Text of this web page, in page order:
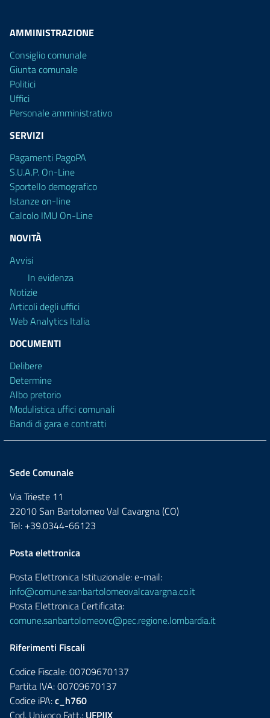
AMMINISTRAZIONE
Consiglio comunale
Giunta comunale
Politici
Uffici
Personale amministrativo
SERVIZI
Pagamenti PagoPA
S.U.A.P. On-Line
Sportello demografico
Istanze on-line
Calcolo IMU On-Line
NOVITÀ
Avvisi
In evidenza
Notizie
Articoli degli uffici
Web Analytics Italia
DOCUMENTI
Delibere
Determine
Albo pretorio
Modulistica uffici comunali
Bandi di gara e contratti
Sede Comunale
Via Trieste 11
22010 San Bartolomeo Val Cavargna (CO)
Tel: +39.0344-66123
Posta elettronica
Posta Elettronica Istituzionale: e-mail:
info@comune.sanbartolomeovalcavargna.co.it
Posta Elettronica Certificata:
comune.sanbartolomeovc@pec.regione.lombardia.it
Riferimenti Fiscali
Codice Fiscale: 00709670137
Partita IVA: 00709670137
Codice iPA:c_h760
Cod. Univoco Fatt.: UFPJIX